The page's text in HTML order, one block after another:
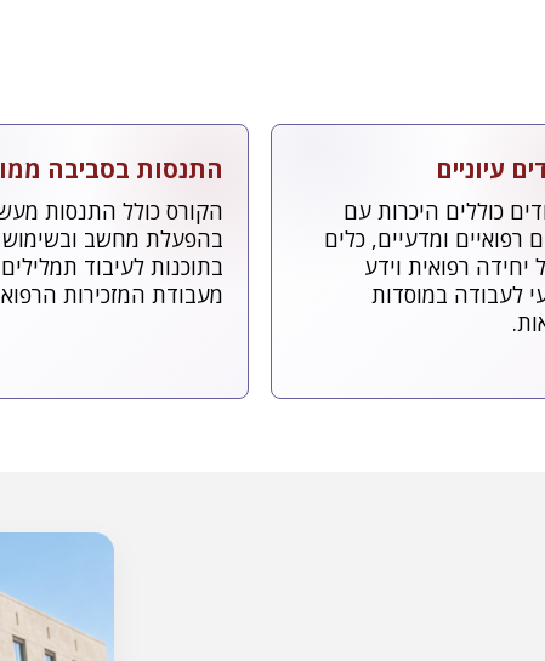
עיוניים
כוללים היכרות עם
רפואיים ומדעיים, כלים
יחידה רפואית וידע
לעבודה במוסדות
התנסות בסביבה
הקורס כולל התנסות
בהפעלת מחשב ובשימוש
בתוכנות לעיבוד
מעבודת המזכירות